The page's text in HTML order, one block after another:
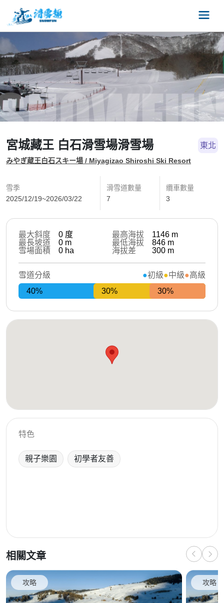
宮城藏王 白石滑雪場滑雪場 東北
みやぎ蔵王白石スキー場 / Miyagizao Shiroshi Ski Resort
雪季
2025/12/19~2026/03/22
滑雪道數量
7
纜車數量
3
最大斜度 0 度
最長坡道
0 m
雪場面積
0 ha
最高海拔 1146 m
最低海拔
846 m
海拔差
300 m
雪道分級 初級 中級
高級
40%
30% 30%
特色
親子樂園 初學者友善
相關文章
攻略 攻略